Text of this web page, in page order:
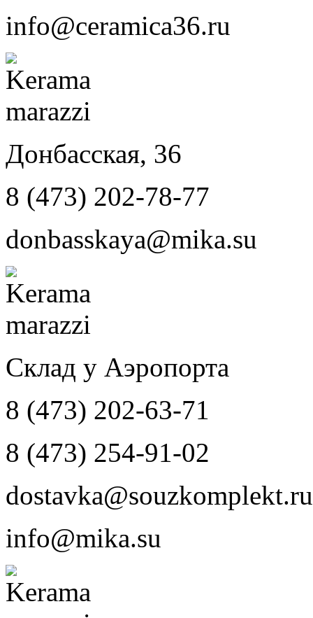
info@ceramica36.ru
Донбасская, 36
8 (473) 202-78-77
donbasskaya@mika.su
Склад у Аэропорта
8 (473) 202-63-71
8 (473) 254-91-02
dostavka@souzkomplekt.ru
info@mika.su